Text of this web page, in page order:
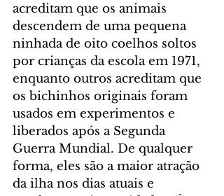
acreditam que os animais
descendem de uma pequena
ninhada de oito coelhos soltos
por crianças da escola em 1971,
enquanto outros acreditam que
os bichinhos originais foram
usados em experimentos e
liberados após a Segunda
Guerra Mundial. De qualquer
forma, eles são a maior atração
da ilha nos dias atuais e